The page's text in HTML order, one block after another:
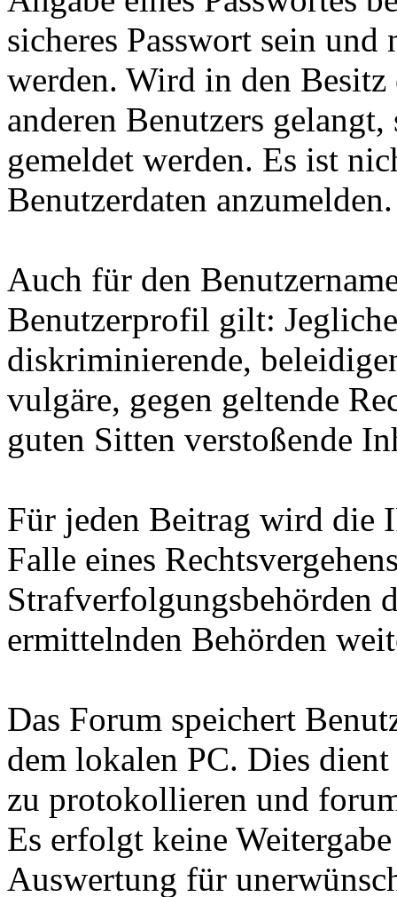
sicheres Passwort sein
werden. Wird in den Besitz
anderen Benutzers
gemeldet werden. Es ist
Benutzerdaten anzumelden.
Auch für den
Benutzerprofil gilt:
diskriminierende,
vulgäre, gegen geltende
guten Sitten verstoßende
Für jeden Beitrag wird die
Falle eines
Strafverfolgungsbehörden
ermittelnden Behörden
Das Forum speichert
dem lokalen PC. Dies
zu protokollieren und
Es erfolgt keine
Auswertung für